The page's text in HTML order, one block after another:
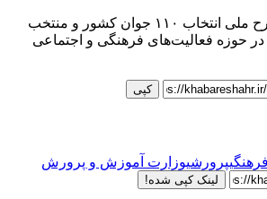
همچنین وی منتخب طرح ملی انتخاب ۱۱۰ جوان کشور و منتخب
برتر در حوزه فعالیت‌های فرهنگی و اجتماعی
کپی
پرورشیوزارت آموزش و پرورش
لینک کپی شده!